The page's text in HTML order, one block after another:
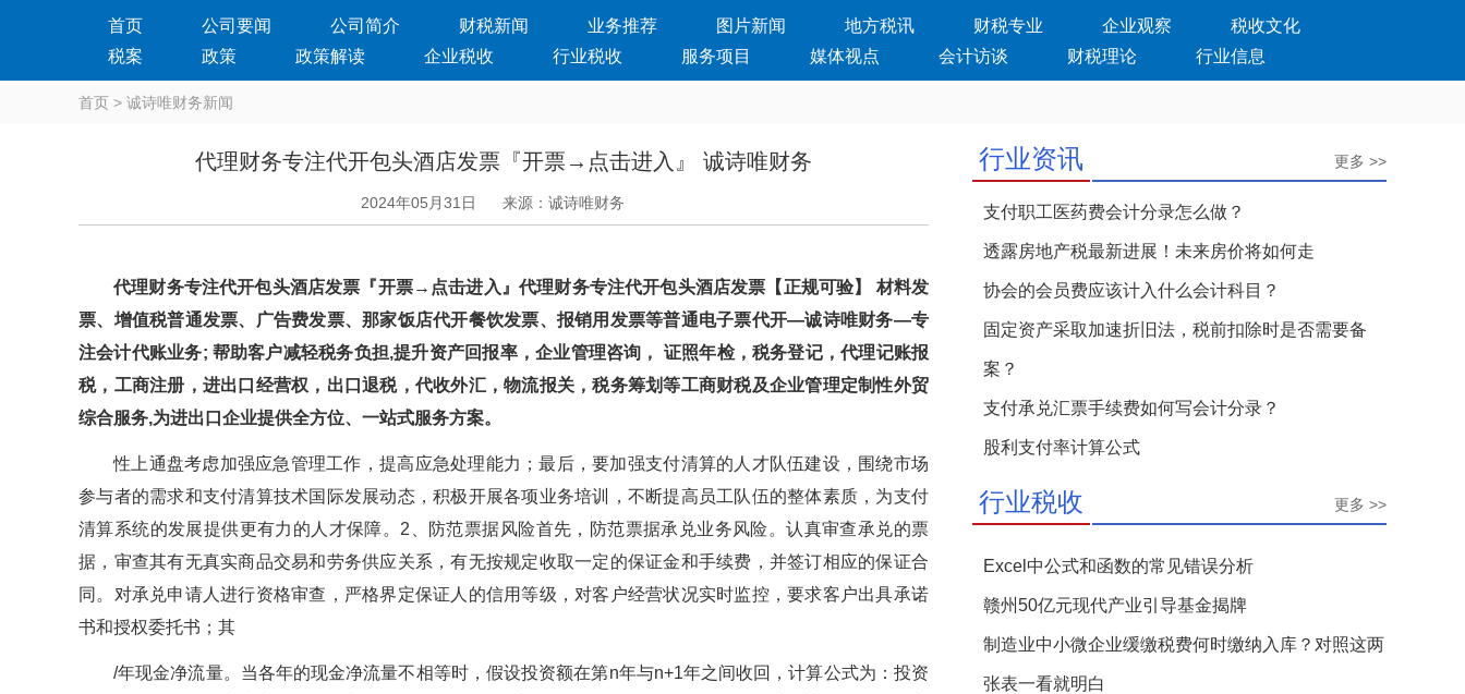
首页 公司要闻 公司简介 财税新闻 业务推荐 图片新闻 地方税讯 财税专业 企业观察
税收文化
税案
政策 政策解读 企业税收 行业税收 服务项目 媒体视点 会计访谈 财税理论 行业信息
首页 > 诚诗唯财务新闻
代理财务专注代开包头酒店发票『开票→点击进入』 诚诗唯财务
2024年05月31日 来源：诚诗唯财务
代理财务专注代开包头酒店发票『开票→点击进入』代理财务专注代开包头酒店发票【正规可验】 材料发
票、增值税普通发票、广告费发票、那家饭店代开餐饮发票、报销用发票等普通电子票代开—诚诗唯财务—专
注会计代账业务; 帮助客户减轻税务负担,提升资产回报率，企业管理咨询， 证照年检，税务登记，代理记账报
税，工商注册，进出口经营权，出口退税，代收外汇，物流报关，税务筹划等工商财税及企业管理定制性外贸
综合服务,为进出口企业提供全方位、一站式服务方案。
性上通盘考虑加强应急管理工作，提高应急处理能力；最后，要加强支付清算的人才队伍建设，围绕市场
参与者的需求和支付清算技术国际发展动态，积极开展各项业务培训，不断提高员工队伍的整体素质，为支付
清算系统的发展提供更有力的人才保障。2、防范票据风险首先，防范票据承兑业务风险。认真审查承兑的票
据，审查其有无真实商品交易和劳务供应关系，有无按规定收取一定的保证金和手续费，并签订相应的保证合
同。对承兑申请人进行资格审查，严格界定保证人的信用等级，对客户经营状况实时监控，要求客户出具承诺
书和授权委托书；其
/年现金净流量。当各年的现金净流量不相等时，假设投资额在第n年与n+1年之间收回，计算公式为：投资
行业资讯 更多 >>
支付职工医药费会计分录怎么做？
透露房地产税最新进展！未来房价将如何走
协会的会员费应该计入什么会计科目？
固定资产采取加速折旧法，税前扣除时是否需要备
案？
支付承兑汇票手续费如何写会计分录？
股利支付率计算公式
行业税收 更多 >>
Excel中公式和函数的常见错误分析
赣州50亿元现代产业引导基金揭牌
制造业中小微企业缓缴税费何时缴纳入库？对照这两
张表一看就明白